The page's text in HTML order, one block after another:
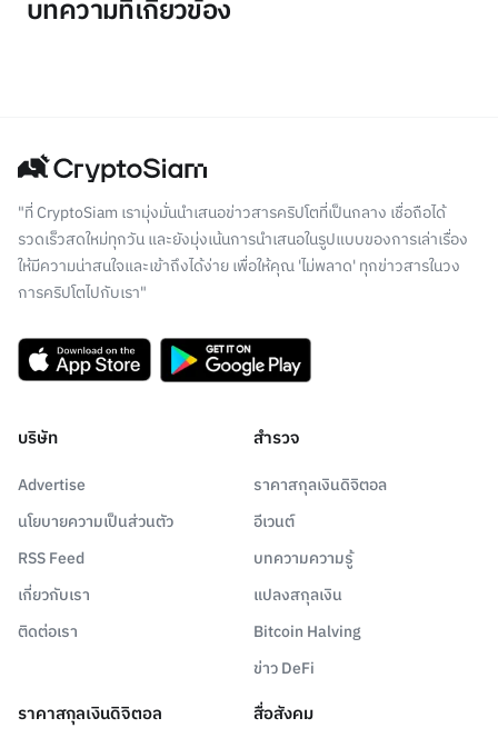
บทความที่เกี่ยวข้อง
"ที่ CryptoSiam เรามุ่งมั่นนำเสนอข่าวสารคริปโตที่เป็นกลาง เชื่อถือได้
รวดเร็วสดใหม่ทุกวัน และยังมุ่งเน้นการนำเสนอในรูปแบบของการเล่าเรื่อง
ให้มีความน่าสนใจและเข้าถึงได้ง่าย เพื่อให้คุณ 'ไม่พลาด' ทุกข่าวสารในวง
การคริปโตไปกับเรา"
บริษัท
Advertise
นโยบายความเป็นส่วนตัว
RSS Feed
เกี่ยวกับเรา
ติดต่อเรา
สำรวจ
ราคาสกุลเงินดิจิตอล
อีเวนต์
บทความความรู้
แปลงสกุลเงิน
Bitcoin Halving
ข่าว DeFi
ราคาสกุลเงินดิจิตอล สื่อสังคม